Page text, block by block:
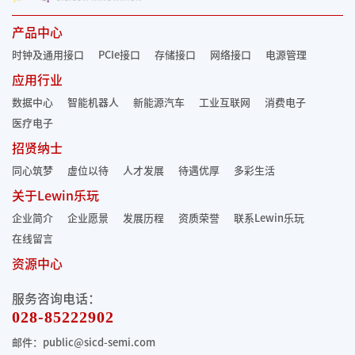
产品中心
时钟及通用接口 PCIe接口 存储接口 网络接口 电源管理
应用行业
数据中心 智能机器人 新能源汽车 工业互联网
消费电子
医疗电子
招贤纳士
同心筑梦 虚位以待 人才发展 待遇优厚 多彩生活
关于Lewin乐玩
企业简介 企业愿景 发展历程 资质荣誉
联系Lewin乐玩
在线留言
资源中心
服务咨询电话：
028-85222902
邮件：public@sicd-semi.com